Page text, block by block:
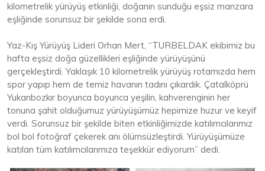
kilometrelik yürüyüş etkinliği, doğanın sunduğu eşsiz manzara
eşliğinde sorunsuz bir şekilde sona erdi.
Yaz-Kış Yürüyüş Lideri Orhan Mert, “TURBELDAK ekibimiz bu
hafta eşsiz doğa güzellikleri eşliğinde yürüyüşünü
gerçekleştirdi. Yaklaşık 10 kilometrelik yürüyüş rotamızda hem
spor yapıp hem de temiz havanın tadını çıkardık. Çatalköprü
Yukarıbozkır boyunca boyunca yeşilin, kahverenginin her
tonuna şahit olduğumuz yürüyüşümüz hepimize huzur ve keyif
verdi. Sorunsuz bir şekilde biten etkinliğimizde katılımcılarımız
bol bol fotoğraf çekerek anı ölümsüzleştirdi. Yürüyüşümüze
katılan tüm katılımcılarımıza teşekkür ediyorum” dedi.